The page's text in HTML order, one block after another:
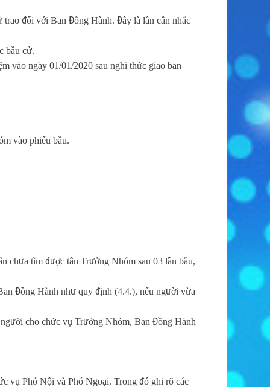
đổi với Ban Đồng Hành. Đây là lần cân nhắc
bầu cử.
vào ngày 01/01/2020 sau nghi thức giao ban
vào phiếu bầu.
chưa tìm được tân Trưởng Nhóm sau 03 lần bầu,
Đồng Hành như quy định (4.4.), nếu người vừa
cho chức vụ Trưởng Nhóm, Ban Đồng Hành
vụ Phó Nội và Phó Ngoại. Trong đó ghi rõ các